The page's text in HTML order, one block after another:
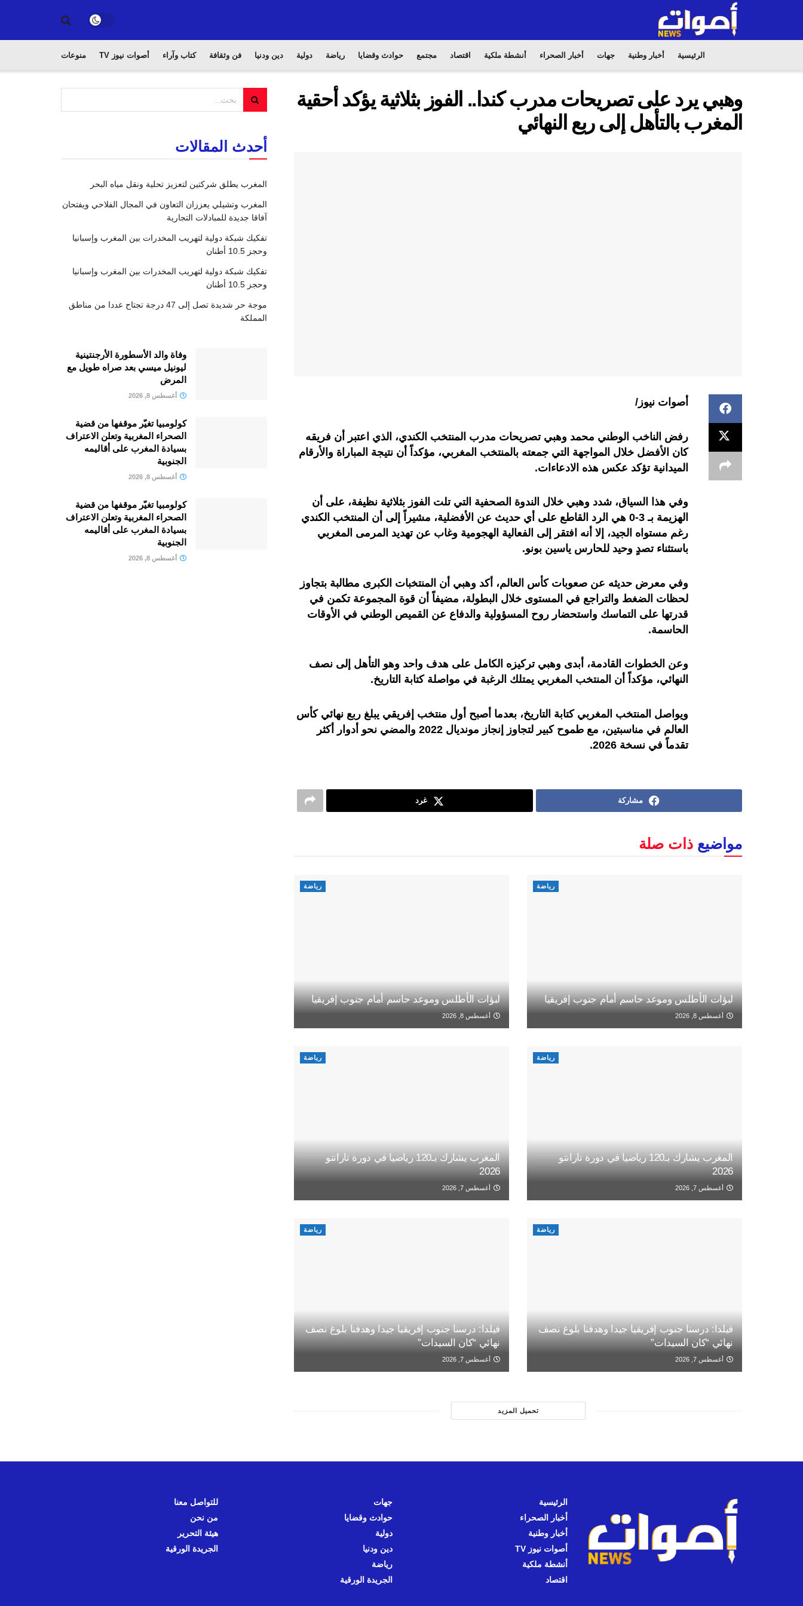
الرئيسية أخبار وطنية جهات أخبار الصحراء أنشطة ملكية اقتصاد مجتمع حوادث وقضايا رياضة دولية دين ودنيا فن وثقافة كتاب وآراء أصوات نيوز TV منوعات
وهبي يرد على تصريحات مدرب كندا.. الفوز بثلاثية يؤكد أحقية
المغرب بالتأهل إلى ربع النهائي
أصوات نيوز/
رفض الناخب الوطني محمد وهبي تصريحات مدرب المنتخب الكندي، الذي اعتبر أن فريقه
كان الأفضل خلال المواجهة التي جمعته بالمنتخب المغربي، مؤكداً أن نتيجة المباراة والأرقام
الميدانية تؤكد عكس هذه الادعاءات.
وفي هذا السياق، شدد وهبي خلال الندوة الصحفية التي تلت الفوز بثلاثية نظيفة، على أن
الهزيمة بـ 3-0 هي الرد القاطع على أي حديث عن الأفضلية، مشيراً إلى أن المنتخب الكندي
رغم مستواه الجيد، إلا أنه افتقر إلى الفعالية الهجومية وغاب عن تهديد المرمى المغربي
باستثناء تصدٍ وحيد للحارس ياسين بونو.
وفي معرض حديثه عن صعوبات كأس العالم، أكد وهبي أن المنتخبات الكبرى مطالبة بتجاوز
لحظات الضغط والتراجع في المستوى خلال البطولة، مضيفاً أن قوة المجموعة تكمن في
قدرتها على التماسك واستحضار روح المسؤولية والدفاع عن القميص الوطني في الأوقات
الحاسمة.
وعن الخطوات القادمة، أبدى وهبي تركيزه الكامل على هدف واحد وهو التأهل إلى نصف
النهائي، مؤكداً أن المنتخب المغربي يمتلك الرغبة في مواصلة كتابة التاريخ.
ويواصل المنتخب المغربي كتابة التاريخ، بعدما أصبح أول منتخب إفريقي يبلغ ربع نهائي كأس
العالم في مناسبتين، مع طموح كبير لتجاوز إنجاز مونديال 2022 والمضي نحو أدوار أكثر
تقدماً في نسخة 2026.
مشاركة غرد
مواضيع ذات صلة
رياضة
لبؤات الأطلس وموعد حاسم أمام جنوب إفريقيا
أغسطس 8, 2026
رياضة
لبؤات الأطلس وموعد حاسم أمام جنوب إفريقيا
أغسطس 8, 2026
رياضة
المغرب يشارك بـ120 رياضيا في دورة تارانتو
2026
أغسطس 7, 2026
رياضة
المغرب يشارك بـ120 رياضيا في دورة تارانتو
2026
أغسطس 7, 2026
رياضة
فيلدا: درسنا جنوب إفريقيا جيدا وهدفنا بلوغ نصف
نهائي “كان السيدات”
أغسطس 7, 2026
رياضة
فيلدا: درسنا جنوب إفريقيا جيدا وهدفنا بلوغ نصف
نهائي “كان السيدات”
أغسطس 7, 2026
تحميل المزيد
أحدث المقالات
المغرب يطلق شركتين لتعزيز تحلية ونقل مياه البحر
المغرب وتشيلي يعززان التعاون في المجال الفلاحي ويفتحان
آفاقا جديدة للمبادلات التجارية
تفكيك شبكة دولية لتهريب المخدرات بين المغرب وإسبانيا
وحجز 10.5 أطنان
تفكيك شبكة دولية لتهريب المخدرات بين المغرب وإسبانيا
وحجز 10.5 أطنان
موجة حر شديدة تصل إلى 47 درجة تجتاح عددا من مناطق
المملكة
وفاة والد الأسطورة الأرجنتينية
ليونيل ميسي بعد صراه طويل مع
المرض
أغسطس 8, 2026
كولومبيا تغيّر موقفها من قضية
الصحراء المغربية وتعلن الاعتراف
بسيادة المغرب على أقاليمه
الجنوبية
أغسطس 8, 2026
كولومبيا تغيّر موقفها من قضية
الصحراء المغربية وتعلن الاعتراف
بسيادة المغرب على أقاليمه
الجنوبية
أغسطس 8, 2026
الرئيسية
أخبار الصحراء
أخبار وطنية
أصوات نيوز TV
أنشطة ملكية
اقتصاد
جهات
حوادث وقضايا
دولية
دين ودنيا
رياضة
الجريدة الورقية
للتواصل معنا
من نحن
هيئة التحرير
الجريدة الورقية